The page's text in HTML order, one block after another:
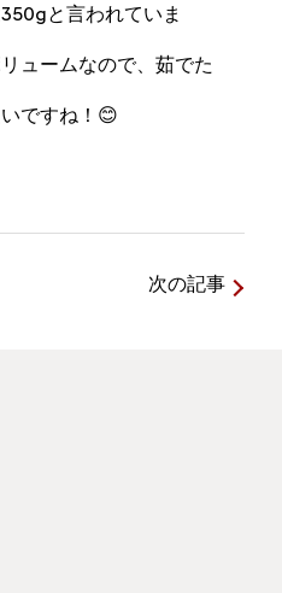
と言われていま
ュームなので、茹でた
ですね！😊
次の記事